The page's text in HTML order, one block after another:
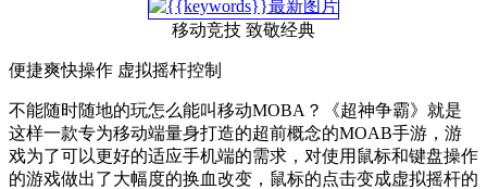
移动竞技 致敬经典
便捷爽快操作 虚拟摇杆控制
不能随时随地的玩怎么能叫移动MOBA？《超神争霸》就是
这样一款专为移动端量身打造的超前概念的MOAB手游，游
戏为了可以更好的适应手机端的需求，对使用鼠标和键盘操作
的游戏做出了大幅度的换血改变，鼠标的点击变成虚拟摇杆的